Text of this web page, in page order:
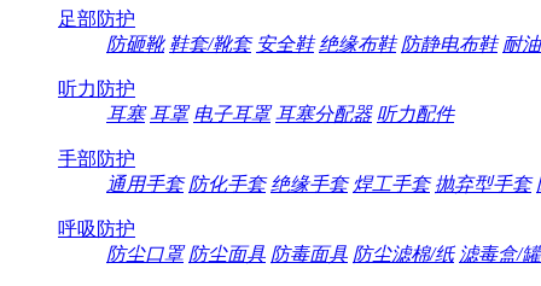
足部防护
防砸靴 鞋套/靴套 安全鞋 绝缘布鞋 防静电布鞋 耐
听力防护
耳塞 耳罩 电子耳罩 耳塞分配器 听力配件
手部防护
通用手套 防化手套 绝缘手套 焊工手套 抛弃型手套
呼吸防护
防尘口罩 防尘面具 防毒面具 防尘滤棉/纸 滤毒盒/罐